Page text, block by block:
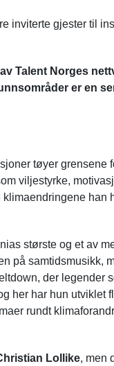
inviterte gjester til
Talent Norges
er en
tøyer grensene
viljestyrke,
han
største og et av
på samtidsmusikk,
der legender
her har hun utviklet
rundt
Lollike, men